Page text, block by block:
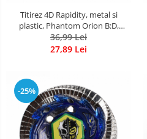
Titirez 4D Rapidity, metal si
plastic, Phantom Orion B:D,
BB118, Flame, cu lansator si varf
metalic
36,99 Lei
27,89 Lei
-25%